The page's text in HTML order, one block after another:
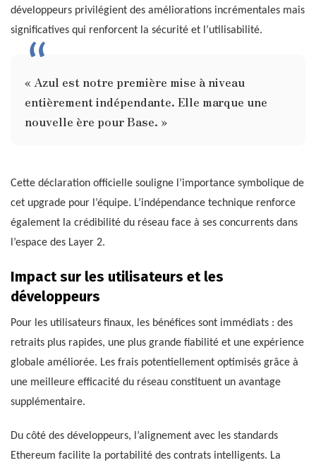
développeurs privilégient des améliorations incrémentales mais
significatives qui renforcent la sécurité et l’utilisabilité.
« Azul est notre première mise à niveau
entièrement indépendante. Elle marque une
nouvelle ère pour Base. »
Cette déclaration officielle souligne l’importance symbolique de
cet upgrade pour l’équipe. L’indépendance technique renforce
également la crédibilité du réseau face à ses concurrents dans
l’espace des Layer 2.
Impact sur les utilisateurs et les
développeurs
Pour les utilisateurs finaux, les bénéfices sont immédiats : des
retraits plus rapides, une plus grande fiabilité et une expérience
globale améliorée. Les frais potentiellement optimisés grâce à
une meilleure efficacité du réseau constituent un avantage
supplémentaire.
Du côté des développeurs, l’alignement avec les standards
Ethereum facilite la portabilité des contrats intelligents. La